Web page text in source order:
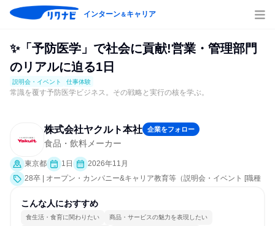
インターン＆キャリア
✨「予防医学」で社会に貢献!営業・管理部門
のリアルに迫る1日
説明会・イベント 仕事体験
常識を覆す予防医学ビジネス。その戦略と実行の核を学ぶ。
株式会社ヤクルト本社 企業をフォロー
食品・飲料メーカー
東京都 1日
2026年11月
28卒 | オープン・カンパニー&キャリア教育等（説明会・イベント [職種
事体験）
こんな人におすすめ
食生活・食育に関わりたい 商品・サービスの魅力を表現したい